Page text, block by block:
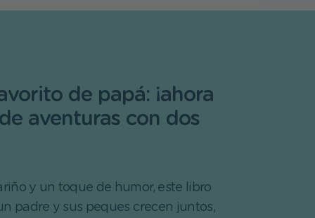
de papá: ¡ahora
aventuras con dos
y un toque de humor, este libro
padre y sus peques crecen juntos,